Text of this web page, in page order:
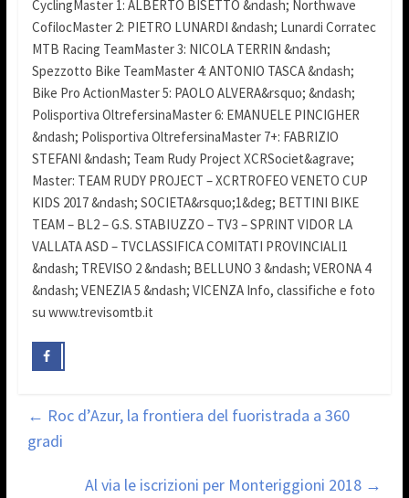
CyclingMaster 1: ALBERTO BISETTO &ndash; Northwave
CofilocMaster 2: PIETRO LUNARDI &ndash; Lunardi Corratec
MTB Racing TeamMaster 3: NICOLA TERRIN &ndash;
Spezzotto Bike TeamMaster 4: ANTONIO TASCA &ndash;
Bike Pro ActionMaster 5: PAOLO ALVERA&rsquo; &ndash;
Polisportiva OltrefersinaMaster 6: EMANUELE PINCIGHER
&ndash; Polisportiva OltrefersinaMaster 7+: FABRIZIO
STEFANI &ndash; Team Rudy Project XCRSociet&agrave;
Master: TEAM RUDY PROJECT – XCRTROFEO VENETO CUP
KIDS 2017 &ndash; SOCIETA&rsquo;1&deg; BETTINI BIKE
TEAM – BL2 – G.S. STABIUZZO – TV3 – SPRINT VIDOR LA
VALLATA ASD – TVCLASSIFICA COMITATI PROVINCIALI1
&ndash; TREVISO 2 &ndash; BELLUNO 3 &ndash; VERONA 4
&ndash; VENEZIA 5 &ndash; VICENZA Info, classifiche e foto
su www.trevisomtb.it
← Roc d’Azur, la frontiera del fuoristrada a 360
gradi
Al via le iscrizioni per Monteriggioni 2018 →